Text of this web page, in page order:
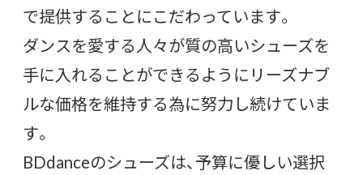
で提供することにこだわっています。
ダンスを愛する人々が質の高いシューズを
手に入れることができるようにリーズナブ
ルな価格を維持する為に努力し続けていま
す。
BDdanceのシューズは、予算に優しい選択